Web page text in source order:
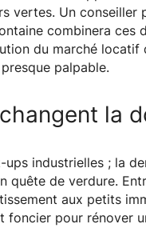
vertes. Un
combinera ces
du marché
palpable.
la
ups industrielles ; la
quête de verdure.
aux petits
foncier pour rénover